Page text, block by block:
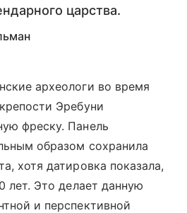
царства.
археологи во время
Эребуни
фреску. Панель
образом сохранила
хотя датировка показала,
лет. Это делает данную
и перспективной